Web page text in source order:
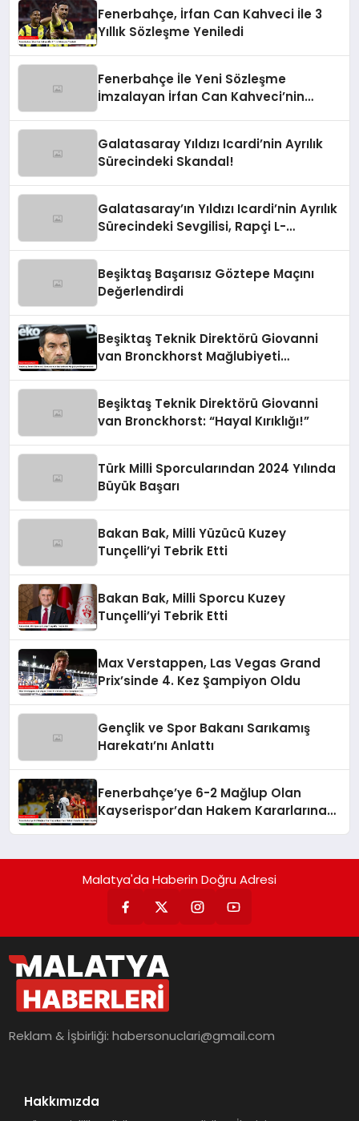
Fenerbahçe, İrfan Can Kahveci İle 3
Yıllık Sözleşme Yeniledi
Fenerbahçe İle Yeni Sözleşme
İmzalayan İrfan Can Kahveci’nin
Galatasaray Yıldızı Icardi’nin Ayrılık
Sürecindeki Skandal!
Galatasaray’ın Yıldızı Icardi’nin Ayrılık
Sürecindeki Sevgilisi, Rapçi L-
Beşiktaş Başarısız Göztepe Maçını
Değerlendirdi
Beşiktaş Teknik Direktörü Giovanni
van Bronckhorst Mağlubiyeti
Beşiktaş Teknik Direktörü Giovanni
van Bronckhorst: “Hayal Kırıklığı!”
Türk Milli Sporcularından 2024 Yılında
Büyük Başarı
Bakan Bak, Milli Yüzücü Kuzey
Tunçelli’yi Tebrik Etti
Bakan Bak, Milli Sporcu Kuzey
Tunçelli’yi Tebrik Etti
Max Verstappen, Las Vegas Grand
Prix’sinde 4. Kez Şampiyon Oldu
Gençlik ve Spor Bakanı Sarıkamış
Harekatı’nı Anlattı
Fenerbahçe’ye 6-2 Mağlup Olan
Kayserispor’dan Hakem Kararlarına
Malatya'da Haberin Doğru Adresi
Reklam & İşbirliği:habersonuclari@gmail.com
Hakkımızda